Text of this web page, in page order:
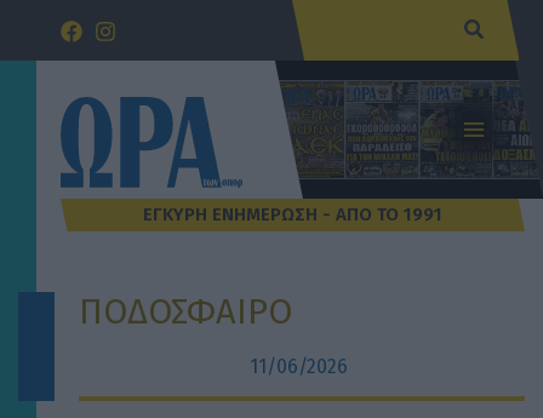
Μετάβαση
ΠΟΔΟΣΦΑΙΡΟ
11/06/2026